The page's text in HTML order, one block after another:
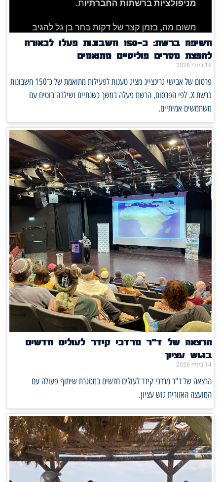
חשיפה ברשת: כ־150 חשבונות פעלו לכאורה
להפצת מסרים פוליטיים מתואמים
16 ביולי 2026
פרסום של אבישי גרינצייג מציג טענות לפעילות מתואמת של כ־150 חשבונות
ברשת X. לפי הפרסום, הרשת פעלה במשך כשנתיים ושילבה בוטים עם
משתמשים אמיתיים.
הרצאה של ד"ר מרדכי קידר לעולים חדשים
בגוש עציון
14 ביולי 2026
הרצאה של ד"ר מרדכי קידר לעולים חדשים במסגרת שיתוף פעולה עם
המועצה האזורית גוש עציון.